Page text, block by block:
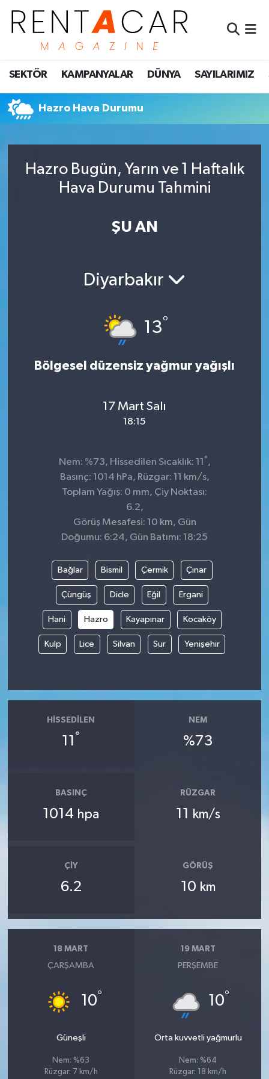
SEKTÖR KAMPANYALAR DÜNYA SAYILARIMIZ
Hazro Hava Durumu
Hazro Bugün, Yarın ve 1 Haftalık
Hava Durumu Tahmini
ŞU AN
Diyarbakır
13°
Bölgesel düzensiz yağmur yağışlı
17 Mart Salı
18:15
Nem: %73, Hissedilen Sıcaklık: 11 ° ,
Basınç: 1014 hPa, Rüzgar: 11 km/s,
Toplam Yağış: 0 mm, Çiy Noktası:
6.2,
Görüş Mesafesi: 10 km, Gün
Doğumu: 6:24, Gün Batımı: 18:25
Bağlar Bismil Çermik Çınar
Çüngüş Dicle Eğil Ergani
Hani Hazro Kayapınar Kocaköy
Kulp Lice Silvan Sur Yenişehir
HISSEDILEN
11 °
NEM
%73
BASINÇ
1014 hpa
RÜZGAR
11 km/s
ÇIY
6.2
GÖRÜŞ
10 km
18 MART
ÇARŞAMBA
10°
Güneşli
Nem: %63
Rüzgar: 7 km/h
19 MART
PERŞEMBE
10°
Orta kuvvetli yağmurlu
Nem: %64
Rüzgar: 18 km/h
İstanbul Nöbetçi Eczaneler
İstanbul Hava Durumu
İstanbul Namaz Vakitleri
Süper Lig Puan Durumu ve Fikstür
Son Dakika Haberleri